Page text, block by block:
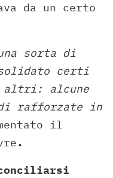
da un certo
sorta di
certi
altri: alcune
rafforzate in
il
.